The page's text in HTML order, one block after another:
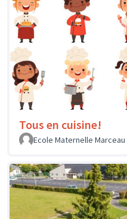
Tous en cuisine!
Ecole Maternelle